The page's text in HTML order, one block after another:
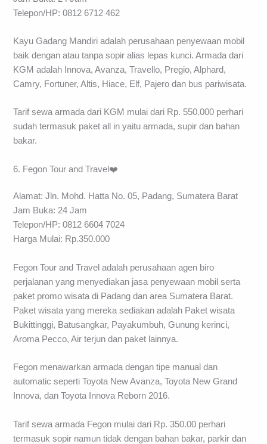
Telepon/HP: 0812 6712 462
Kayu Gadang Mandiri adalah perusahaan penyewaan mobil
baik dengan atau tanpa sopir alias lepas kunci. Armada dari
KGM adalah Innova, Avanza, Travello, Pregio, Alphard,
Camry, Fortuner, Altis, Hiace, Elf, Pajero dan bus pariwisata.
Tarif sewa armada dari KGM mulai dari Rp. 550.000 perhari
sudah termasuk paket all in yaitu armada, supir dan bahan
bakar.
6. Fegon Tour and Travel❤️
Alamat: Jln. Mohd. Hatta No. 05, Padang, Sumatera Barat
Jam Buka: 24 Jam
Telepon/HP: 0812 6604 7024
Harga Mulai: Rp.350.000
Fegon Tour and Travel adalah perusahaan agen biro
perjalanan yang menyediakan jasa penyewaan mobil serta
paket promo wisata di Padang dan area Sumatera Barat.
Paket wisata yang mereka sediakan adalah Paket wisata
Bukittinggi, Batusangkar, Payakumbuh, Gunung kerinci,
Aroma Pecco, Air terjun dan paket lainnya.
Fegon menawarkan armada dengan tipe manual dan
automatic seperti Toyota New Avanza, Toyota New Grand
Innova, dan Toyota Innova Reborn 2016.
Tarif sewa armada Fegon mulai dari Rp. 350.00 perhari
termasuk sopir namun tidak dengan bahan bakar, parkir dan